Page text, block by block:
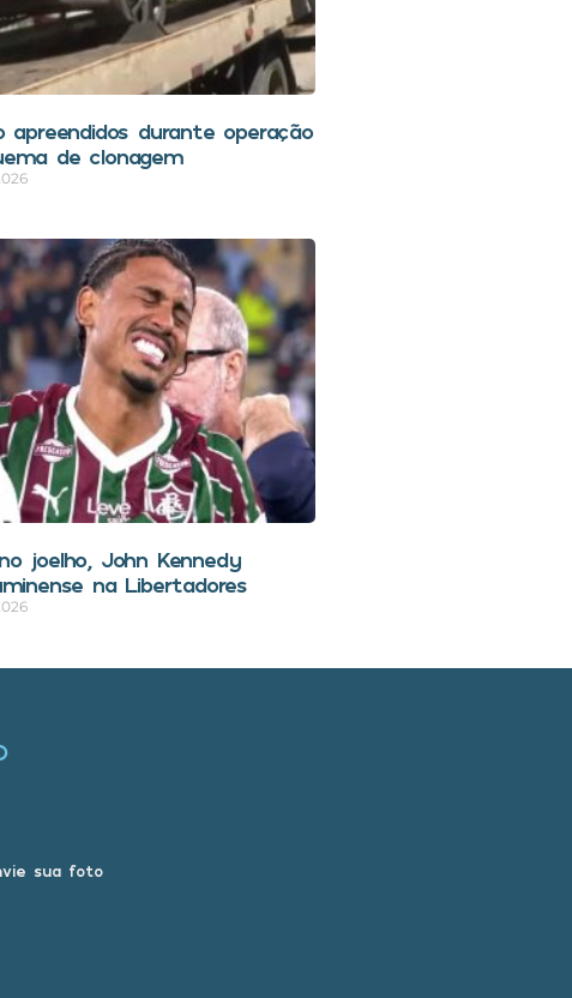
apreendidos durante operação
de clonagem
joelho, John Kennedy
na Libertadores
sua foto